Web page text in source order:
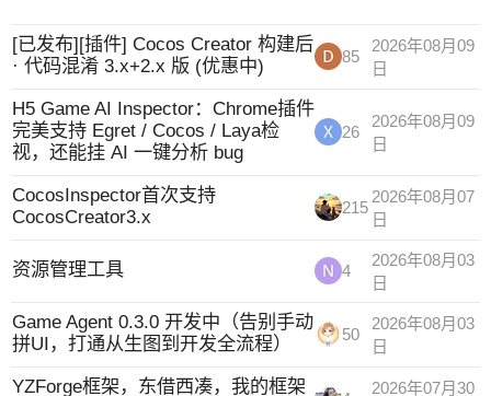
[已发布][插件] Cocos Creator 构建后
· 代码混淆 3.x+2.x 版 (优惠中)
85
2026年08月09
日
H5 Game AI Inspector：Chrome插件
完美支持 Egret / Cocos / Laya检
视，还能挂 AI 一键分析 bug
26
2026年08月09
日
CocosInspector首次支持
CocosCreator3.x
215
2026年08月07
日
资源管理工具 4
2026年08月03
日
Game Agent 0.3.0 开发中（告别手动
拼UI，打通从生图到开发全流程）
50
2026年08月03
日
YZForge框架，东借西凑，我的框架
2026年07月30